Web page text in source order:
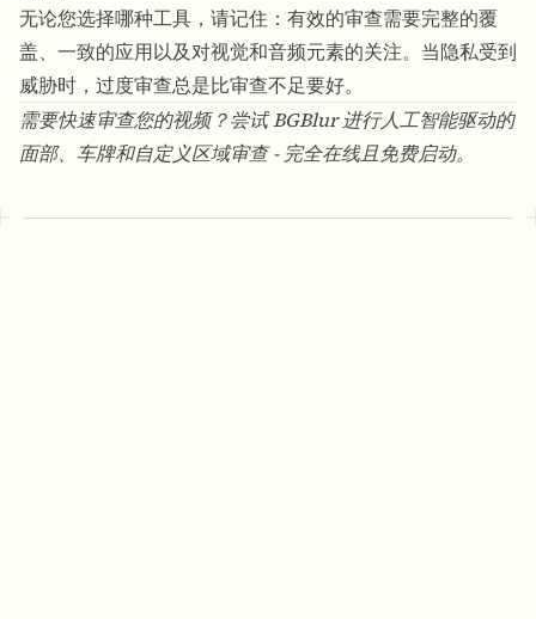
无论您选择哪种工具，请记住：有效的审查需要完整的覆
盖、一致的应用以及对视觉和音频元素的关注。当隐私受到
威胁时，过度审查总是比审查不足要好。
需要快速审查您的视频？尝试BGBlur进行人工智能驱动的
面部、车牌和自定义区域审查 - 完全在线且免费启动。